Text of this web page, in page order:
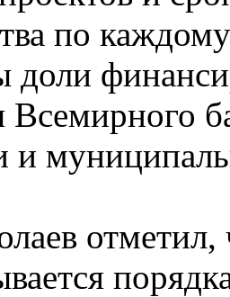
по
доли
и